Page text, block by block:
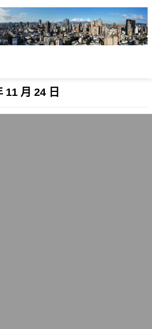
11 月 24 日